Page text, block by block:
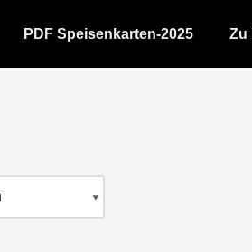
PDF Speisenkarten-2025 Zu